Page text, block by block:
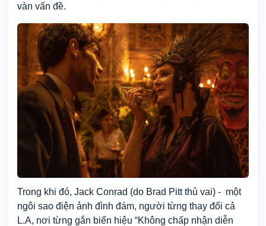
vàn vấn đề.
Trong khi đó, Jack Conrad (do Brad Pitt thủ vai) - một
ngôi sao điện ảnh đình đám, người từng thay đổi cả
L.A, nơi từng gắn biển hiệu “Không chấp nhận diễn